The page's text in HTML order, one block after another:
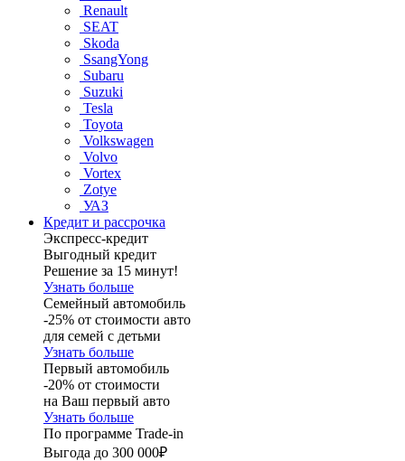
Renault
SEAT
Skoda
SsangYong
Subaru
Suzuki
Tesla
Toyota
Volkswagen
Volvo
Vortex
Zotye
УАЗ
Кредит и рассрочка
Экспресс-кредит
Выгодный кредит
Решение за 15 минут!
Узнать больше
Семейный автомобиль
-25% от стоимости авто
для семей с детьми
Узнать больше
Первый автомобиль
-20% от стоимости
на Ваш первый авто
Узнать больше
По программе Trade-in
Выгода до 300 000₽